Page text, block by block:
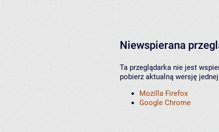
Niewspierana
Ta przeglądarka nie jest
pobierz aktualną wersję
Mozilla Firefox
Google Chrome